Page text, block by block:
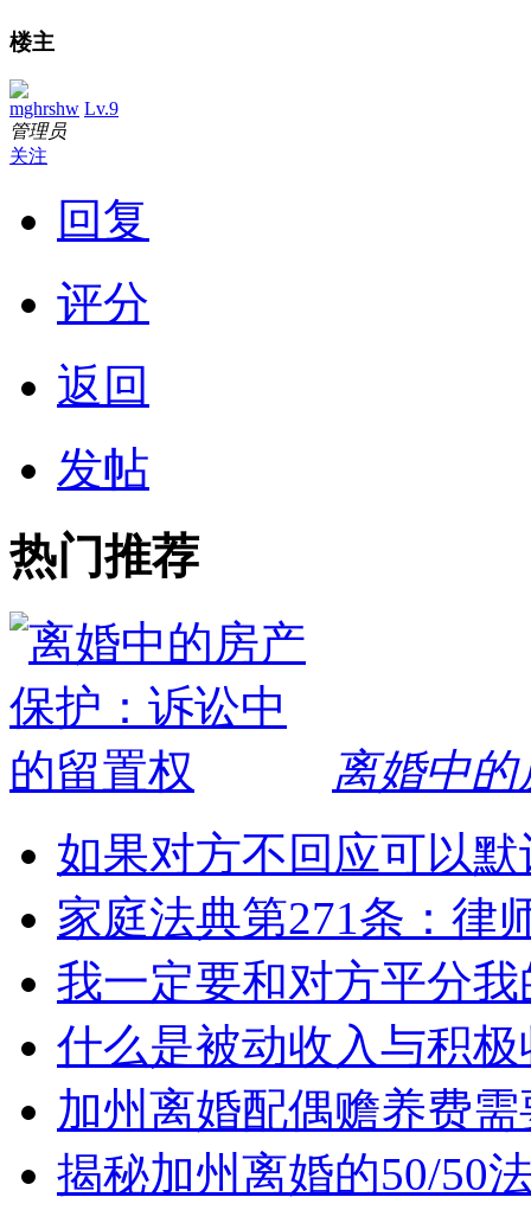
楼主
mghrshw Lv.9
管理员
关注
回复
评分
返回
发帖
热门推荐
离婚中
如果对方不回应可以
家庭法典第271条：律
我一定要和对方平分
什么是被动收入与积
加州离婚配偶赡养费
揭秘加州离婚的50/50